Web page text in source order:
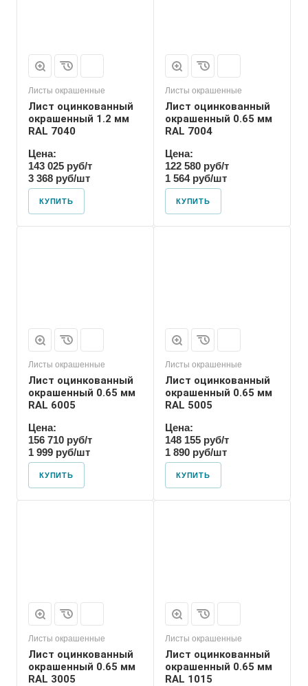
Листы окрашенные
Лист оцинкованный
окрашенный 1.2 мм
RAL 7040
Цена:
143 025 руб/т
3 368 руб/шт
КУПИТЬ
Листы окрашенные
Лист оцинкованный
окрашенный 0.65 мм
RAL 7004
Цена:
122 580 руб/т
1 564 руб/шт
КУПИТЬ
Листы окрашенные
Лист оцинкованный
окрашенный 0.65 мм
RAL 6005
Цена:
156 710 руб/т
1 999 руб/шт
КУПИТЬ
Листы окрашенные
Лист оцинкованный
окрашенный 0.65 мм
RAL 5005
Цена:
148 155 руб/т
1 890 руб/шт
КУПИТЬ
Листы окрашенные
Лист оцинкованный
окрашенный 0.65 мм
RAL 3005
Листы окрашенные
Лист оцинкованный
окрашенный 0.65 мм
RAL 1015